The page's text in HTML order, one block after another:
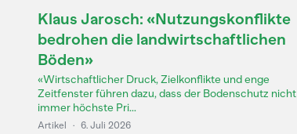
Klaus Jarosch: «Nutzungskonflikte
bedrohen die landwirtschaftlichen
Böden»
«Wirtschaftlicher Druck, Zielkonflikte und enge
Zeitfenster führen dazu, dass der Bodenschutz nicht
immer höchste Pri...
Artikel · 6. Juli 2026